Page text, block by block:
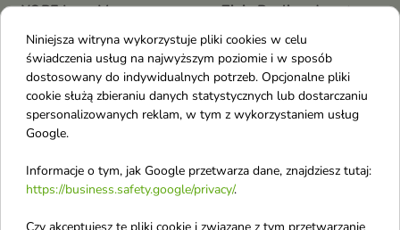
YOPE Lana V
wygładzający Peeling
do ust That's Smooth!
2,5 g
Peeling do ust
Ziaja Peeling do ust
Słodka Mirabelka 9 ml
Pełny składników odżywczych
Niniejsza witryna wykorzystuje pliki cookies w celu
świadczenia usług na najwyższym poziomie i w sposób
dostosowany do indywidualnych potrzeb. Opcjonalne pliki
cookie służą zbieraniu danych statystycznych lub dostarczaniu
spersonalizowanych reklam, w tym z wykorzystaniem usług
Google.
Informacje o tym, jak Google przetwarza dane, znajdziesz tutaj:
https://business.safety.google/privacy/.
Czy akceptujesz te pliki cookie i związane z tym przetwarzanie